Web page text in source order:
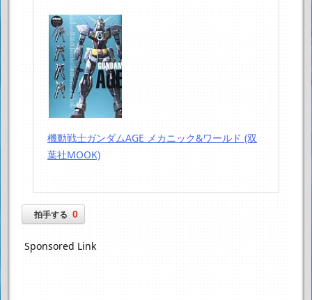
機動戦士ガンダムAGE メカニック&ワールド (双
葉社MOOK)
拍手する 0
Sponsored Link